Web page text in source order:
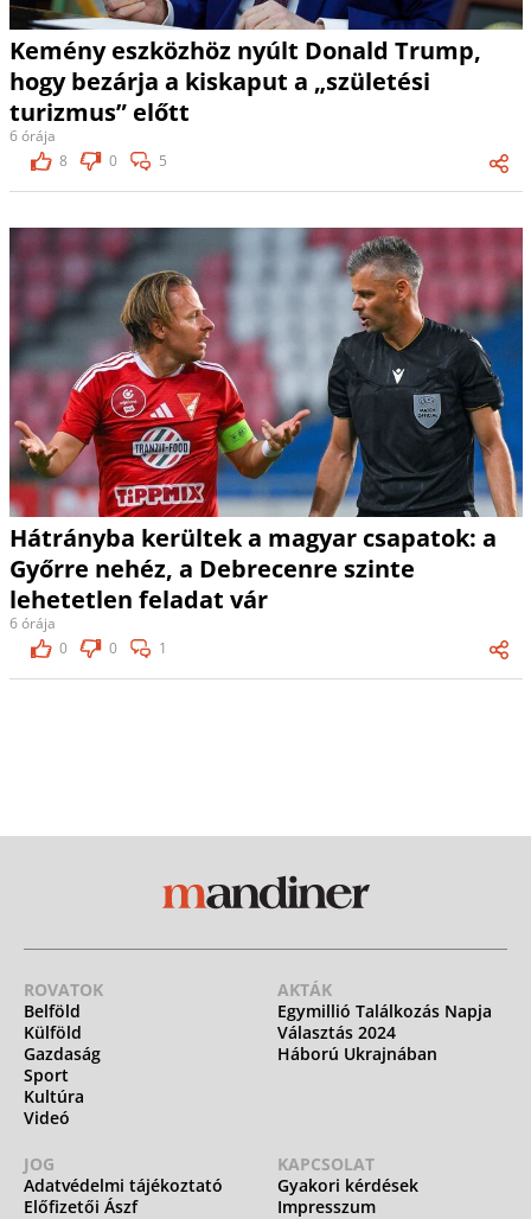
Kemény eszközhöz nyúlt Donald Trump,
hogy bezárja a kiskaput a „születési
turizmus” előtt
6 órája
8
0 5
Hátrányba kerültek a magyar csapatok: a
Győrre nehéz, a Debrecenre szinte
lehetetlen feladat vár
6 órája
0
0 1
ROVATOK
Belföld
Külföld
Gazdaság
Sport
Kultúra
Videó
AKTÁK
Egymillió Találkozás Napja
Választás 2024
Háború Ukrajnában
JOG
Adatvédelmi tájékoztató
Előfizetői Ászf
KAPCSOLAT
Gyakori kérdések
Impresszum